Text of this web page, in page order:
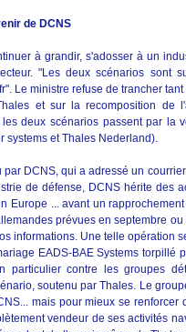
de DCNS
à grandir, s'adosser à un
"Les deux scénarios sont
Le ministre refuse de trancher
et sur la recomposition de
deux scénarios passent par la
systems et Thales Nederland).
par DCNS, qui a adressé un
de défense, DCNS hérite des
Europe ... avant un
prévues en septembre
informations. Une telle opération
EADS-BAE Systems torpillé
particulier contre les groupes
soutenu par Thales. Le
mais pour mieux se
vendeur de ses activités